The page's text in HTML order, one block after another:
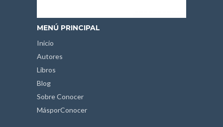
MENÚ PRINCIPAL
Inicio
Autores
Libros
Blog
Sobre Conocer
MásporConocer